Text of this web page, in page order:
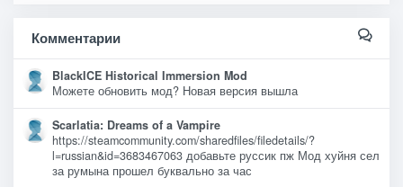
Комментарии
BlackICE Historical Immersion Mod
Можете обновить мод? Новая версия вышла
Scarlatia: Dreams of a Vampire
https://steamcommunity.com/sharedfiles/filedetails/?
l=russian&id=3683467063 добавьте руссик пж Мод хуйня сел
за румына прошел буквально за час